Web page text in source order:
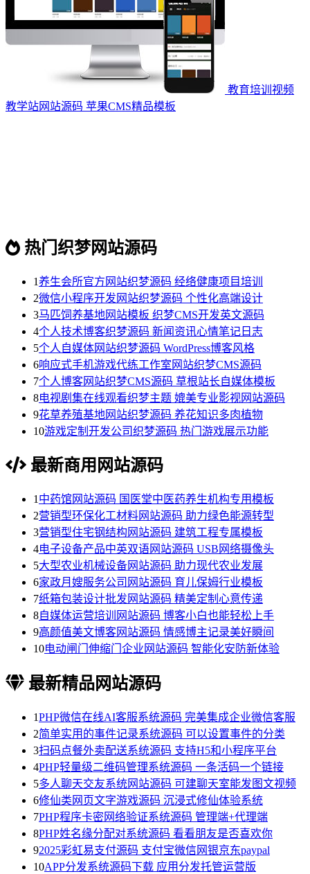
教育培训视频
教学站网站源码 苹果CMS精品模板
热门织梦网站源码
1养生会所官方网站织梦源码 经络健康项目培训
2微信小程序开发网站织梦源码 个性化高端设计
3马匹饲养基地网站模板 织梦CMS开发英文源码
4个人技术博客织梦源码 新闻资讯心情笔记日志
5个人自媒体网站织梦源码 WordPress博客风格
6响应式手机游戏代练工作室网站织梦CMS源码
7个人博客网站织梦CMS源码 草根站长自媒体模板
8电视剧集在线观看织梦主题 媲美专业影视网站源码
9花草养殖基地网站织梦源码 养花知识多肉植物
10游戏定制开发公司织梦源码 热门游戏展示功能
最新商用网站源码
1 中药馆网站源码 国医堂中医药养生机构专用模板
2营销型环保化工材料网站源码 助力绿色能源转型
3营销型住宅钢结构网站源码 建筑工程专属模板
4电子设备产品中英双语网站源码 USB网络摄像头
5大型农业机械设备网站源码 助力现代农业发展
6家政月嫂服务公司网站源码 育儿保姆行业模板
7纸箱包装设计批发网站源码 精美定制心意传递
8自媒体运营培训网站源码 博客小白也能轻松上手
9高颜值美文博客网站源码 情感博主记录美好瞬间
10电动闸门伸缩门企业网站源码 智能化安防新体验
最新精品网站源码
1PHP微信在线AI客服系统源码 完美集成企业微信客服
2简单实用的事件记录系统源码 可以设置事件的分类
3扫码点餐外卖配送系统源码 支持H5和小程序平台
4PHP轻量级二维码管理系统源码 一条活码一个链接
5多人聊天交友系统网站源码 可建聊天室能发图文视频
6修仙类网页文字游戏源码 沉浸式修仙体验系统
7PHP程序卡密网络验证系统源码 管理端+代理端
8PHP姓名缘分配对系统源码 看看朋友是否喜欢你
92025彩虹易支付源码 支付宝微信网银京东paypal
10APP分发系统源码下载 应用分发托管运营版